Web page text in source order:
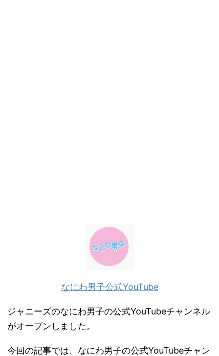
なにわ男子公式YouTube
ジャニーズのなにわ男子の公式YouTubeチャンネル
がオープンしました。
今回の記事では、なにわ男子の公式YouTubeチャン